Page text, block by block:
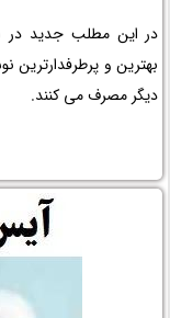
بهترین و پرطرفدارترین
دیگر مصرف می کنند.